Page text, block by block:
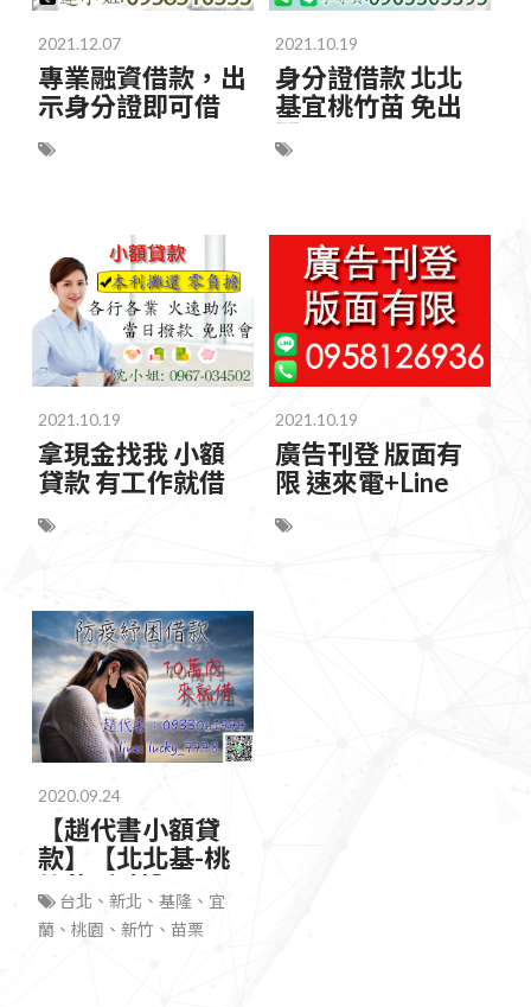
2021.12.07
專業融資借款，出
示身分證即可借
2021.10.19
身分證借款 北北
基宜桃竹苗 免出
門
2021.10.19
拿現金找我 小額
貸款 有工作就借
2021.10.19
廣告刊登 版面有
限 速來電+Line
2020.09.24
【趙代書小額貸
款】【北北基-桃
竹苗-宜蘭】
台北、新北、基隆、宜
蘭、桃園、新竹、苗栗